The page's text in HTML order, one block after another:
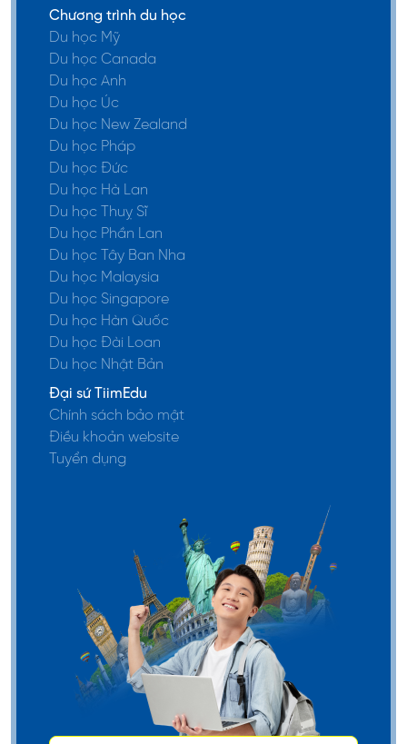
Chương trình du học
Du học Mỹ
Du học Canada
Du học Anh
Du học Úc
Du học New Zealand
Du học Pháp
Du học Đức
Du học Hà Lan
Du học Thuỵ Sĩ
Du học Phần Lan
Du học Tây Ban Nha
Du học Malaysia
Du học Singapore
Du học Hàn Quốc
Du học Đài Loan
Du học Nhật Bản
Đại sứ TiimEdu
Chính sách bảo mật
Điều khoản website
Tuyển dụng